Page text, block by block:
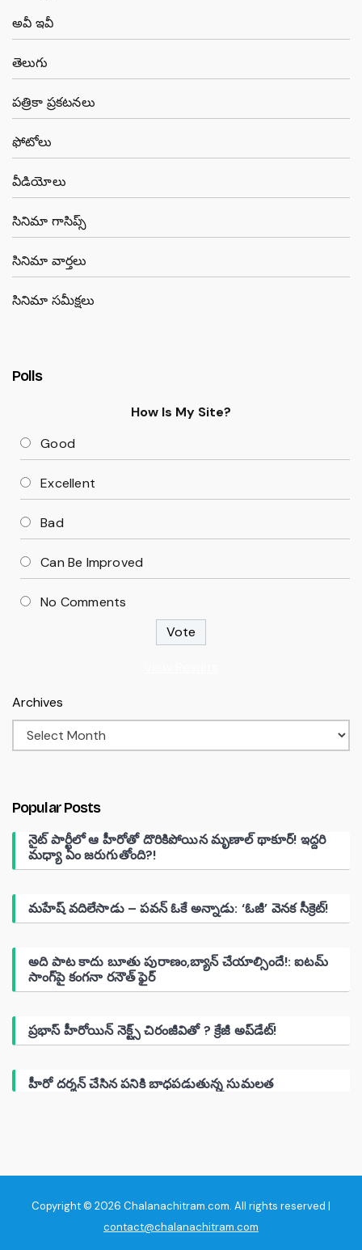
అవీ ఇవీ
తెలుగు
పత్రికా ప్రకటనలు
ఫోటోలు
వీడియోలు
సినిమా గాసిప్స్
సినిమా వార్తలు
సినిమా సమీక్షలు
Polls
How Is My Site?
Good
Excellent
Bad
Can Be Improved
No Comments
Archives
Popular Posts
నైట్ పార్టీలో ఆ హీరోతో దొరికిపోయిన మృణాల్ థాకూర్! ఇద్దరి
మధ్యా ఏం జరుగుతోంది?!
మహేష్ వదిలేసాడు – పవన్ ఓకే అన్నాడు: ‘ఓజీ’ వెనక సీక్రెట్!
అది పాట కాదు బూతు పురాణం,బ్యాన్ చేయాల్సిందే!: ఐటమ్
సాంగ్‌పై కంగనా రనౌత్ ఫైర్
ప్రభాస్ హీరోయిన్ నెక్ట్స్ చిరంజీవితో ? క్రేజీ అప్‌డేట్!
హీరో దర్శన్ చేసిన పనికి బాధపడుతున్న సుమలత
Copyright © 2026 Chalanachitram.com. All rights reserved |
contact@chalanachitram.com